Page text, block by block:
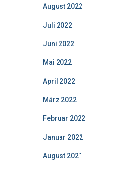
August 2022
Juli 2022
Juni 2022
Mai 2022
April 2022
März 2022
Februar 2022
Januar 2022
August 2021